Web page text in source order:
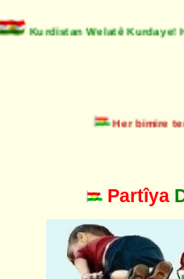
Kurdistan Welatê
Her bimire
Partîya